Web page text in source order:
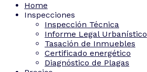
Home
Inspecciones
Inspección Técnica
Informe Legal Urbanístico
Tasación de Inmuebles
Certificado energético
Diagnóstico de Plagas